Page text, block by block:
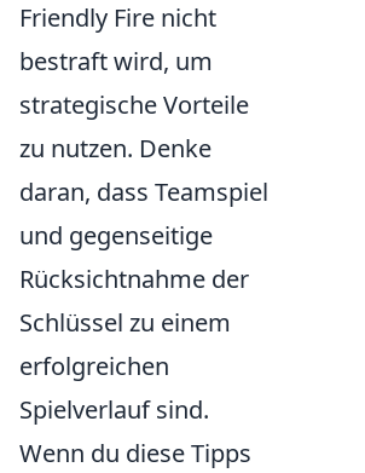
Friendly Fire nicht
bestraft wird, um
strategische Vorteile
zu nutzen. Denke
daran, dass Teamspiel
und gegenseitige
Rücksichtnahme der
Schlüssel zu einem
erfolgreichen
Spielverlauf sind.
Wenn du diese Tipps